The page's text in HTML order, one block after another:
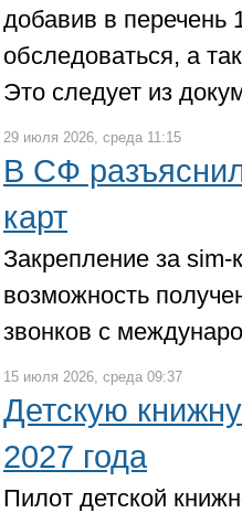
добавив в перечень
обследоваться, а
Это следует из
29 июля 2026, среда 11:15
В СФ
карт
Закрепление за sim-
возможность
звонков с
15 июля 2026, среда 09:37
Детскую
2027 года
Пилот детской